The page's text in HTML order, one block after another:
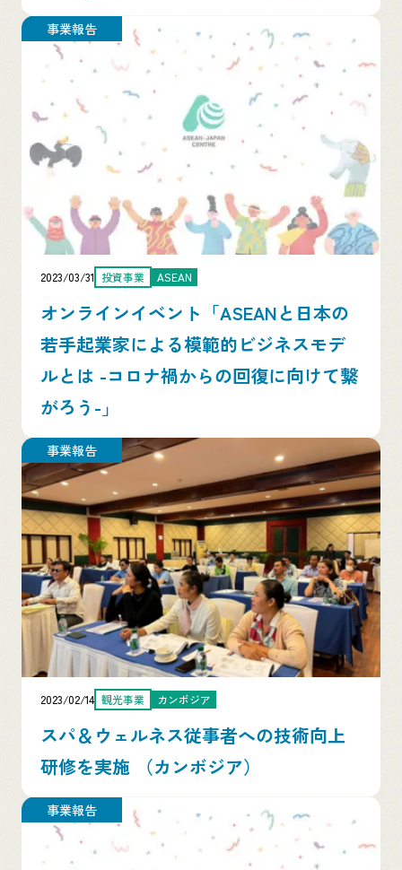
事業報告
2023/03/31 投資事業 ASEAN
オンラインイベント「ASEANと日本の
若手起業家による模範的ビジネスモデ
ルとは -コロナ禍からの回復に向けて繋
がろう-」
事業報告
2023/02/14 観光事業 カンボジア
スパ＆ウェルネス従事者への技術向上
研修を実施 （カンボジア）
事業報告